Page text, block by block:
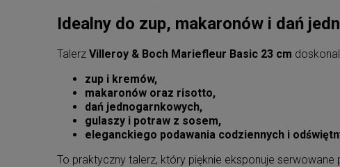
Idealny do zup, makaronów i dań
Talerz Villeroy & Boch Mariefleur Basic 23 cm
zup i kremów,
makaronów oraz risotto,
dań jednogarnkowych,
gulaszy i potraw z sosem,
eleganckiego podawania codziennych i
To praktyczny talerz, który pięknie eksponuje